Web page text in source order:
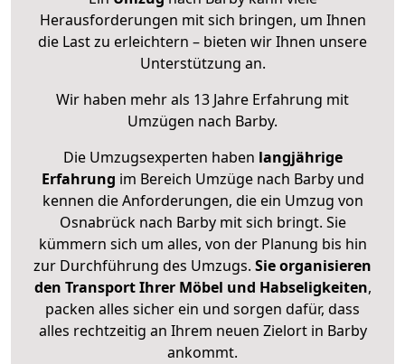
Herausforderungen mit sich bringen, um Ihnen
die Last zu erleichtern – bieten wir Ihnen unsere
Unterstützung an.
Wir haben mehr als 13 Jahre Erfahrung mit
Umzügen nach Barby.
Die Umzugsexperten haben langjährige
Erfahrung im Bereich Umzüge nach Barby und
kennen die Anforderungen, die ein Umzug von
Osnabrück nach Barby mit sich bringt. Sie
kümmern sich um alles, von der Planung bis hin
zur Durchführung des Umzugs. Sie organisieren
den Transport Ihrer Möbel und Habseligkeiten,
packen alles sicher ein und sorgen dafür, dass
alles rechtzeitig an Ihrem neuen Zielort in Barby
ankommt.